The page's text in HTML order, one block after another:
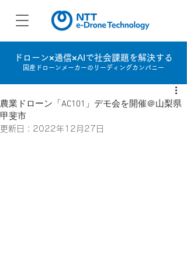
ドローン×通信×AIで社会課題を解決する
国産ドローンメーカーのリーディングカンパニー
農業ドローン「AC101」デモ会を開催＠山梨県
甲斐市
更新日： 2022年12月27日